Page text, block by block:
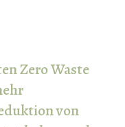
Zero Waste
von